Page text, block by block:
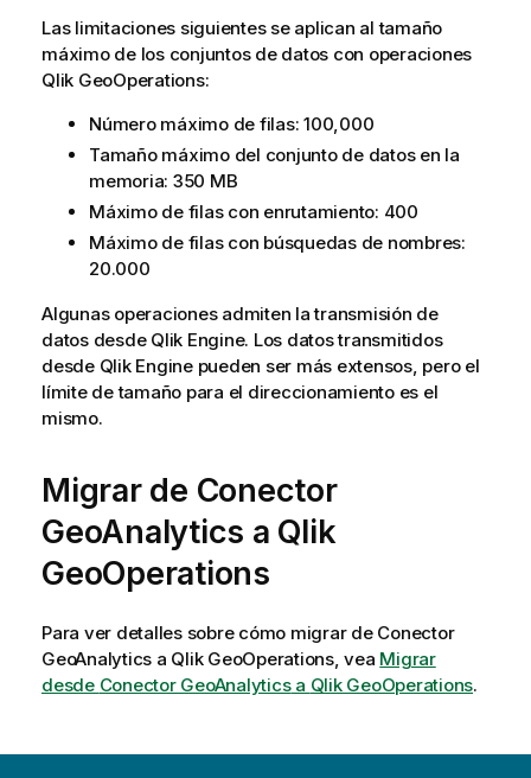
Las limitaciones siguientes se aplican al tamaño
máximo de los conjuntos de datos con operaciones
Qlik GeoOperations:
Número máximo de filas: 100,000
Tamaño máximo del conjunto de datos en la
memoria: 350 MB
Máximo de filas con enrutamiento: 400
Máximo de filas con búsquedas de nombres:
20.000
Algunas operaciones admiten la transmisión de
datos desde Qlik Engine. Los datos transmitidos
desde QlikEngine pueden ser más extensos, pero el
límite de tamaño para el direccionamiento es el
mismo.
Migrar de Conector
GeoAnalytics a Qlik
GeoOperations
Para ver detalles sobre cómo migrar de Conector
GeoAnalytics a Qlik GeoOperations, vea Migrar
desde Conector GeoAnalyticsa Qlik GeoOperations.